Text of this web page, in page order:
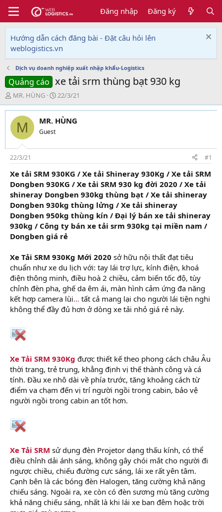
Đăng nhập Đăng ký
Hướng dẫn cách đăng bài - Đặt câu hỏi lên
weblogistics.vn
Dịch vụ doanh nghiệp xuất nhập khẩu-Logistics
Quảng cáo xe tải srm thùng bạt 930 kg
T
h
r
e
d
s
t
a
r
t
e
r
MR. HÙNG
N
g
à
y
i
22/3/21
M MR. HÙNG
Guest
22/3/21 #1
Xe tải SRM 930KG / Xe tải Shineray 930Kg / Xe tải SRM
Dongben 930KG / Xe tải SRM 930 kg đời 2020 / Xe tải
shineray Dongben 930kg thùng bạt / Xe tải shineray
Dongben 930kg thùng lửng / Xe tải shineray
Dongben 950kg thùng kín / Đại lý bán xe tải shineray
930kg / Công ty bán xe tải srm 930kg tại miền nam /
Dongben giá rẻ
Xe Tải SRM 930Kg Mới 2020 sở hữu nội thất đạt tiêu
chuẩn như xe du lịch với: tay lái trợ lực, kính điện, khoá
điện thông minh, điều hoà 2 chiều, cảm biến tốc độ, tùy
chỉnh đèn pha, ghế da êm ái, màn hình cảm ứng đa năng
kết hợp camera lùi... tất cả mang lại cho người lái tiện nghi
không thể đầy đủ hơn ở dòng xe tải nhỏ giá rẻ này.
Xe Tải SRM 930Kg được thiết kế theo phong cách châu Âu
thời trang, trẻ trung, khẳng định vị thế thành công và cá
tính. Đầu xe nhô dài về phía trước, tăng khoảng cách từ
điểm va chạm đến vị trí người ngồi trong cabin, bảo vệ
người ngồi trong cabin an tốt hơn.
Xe Tải SRM sử dụng đèn Projetor dạng thấu kính, có thể
điều chỉnh dải ánh sáng, không gây chói mắt cho người đi
ngược chiều, chiếu đường cực sáng, lái xe rất yên tâm.
Cạnh bên là các bóng đèn Halogen, tăng cường khả năng
chiếu sáng. Ngoài ra, xe còn có đèn sương mù tăng cường
khả năng chiếu sáng, nhất là khi lái xe ban đêm hoặc trời